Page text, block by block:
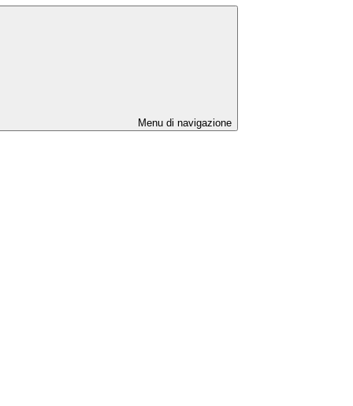
Menu di navigazione